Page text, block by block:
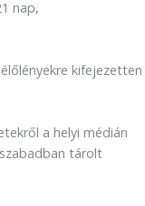
nap,
kifejezetten
a helyi médián
tárolt